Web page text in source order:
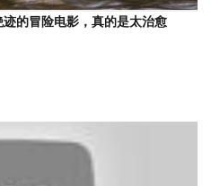
迹的冒险电影，真的是太治愈